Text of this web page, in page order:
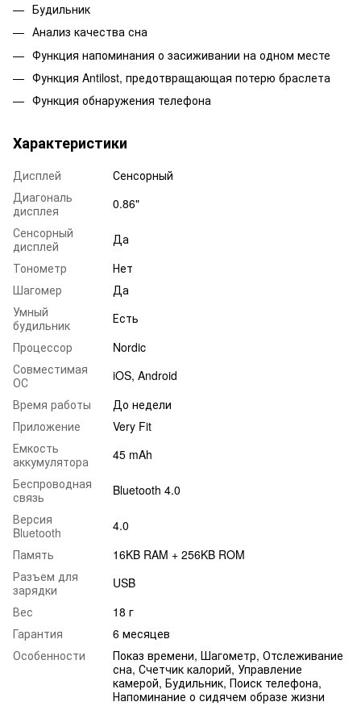
Будильник
Анализ качества сна
Функция напоминания о засиживании на одном месте
Функция Antilost, предотвращающая потерю браслета
Функция обнаружения телефона
Характеристики
Дисплей
Сенсорный
Диагональ
дисплея
0.86"
Сенсорный
дисплей
Да
Тонометр
Нет
Шагомер
Да
Умный
будильник
Есть
Процессор
Nordic
Совместимая
ОС
iOS, Android
Время работы
До недели
Приложение
Very Fit
Емкость
аккумулятора
45 mAh
Беспроводная
связь
Bluetooth 4.0
Версия
Bluetooth
4.0
Память
16KB RAM + 256KB ROM
Разъем для
зарядки
USB
Вес
18 г
Гарантия
6 месяцев
Особенности
Показ времени, Шагометр, Отслеживание
сна, Счетчик калорий, Управление
камерой, Будильник, Поиск телефона,
Напоминание о сидячем образе жизни